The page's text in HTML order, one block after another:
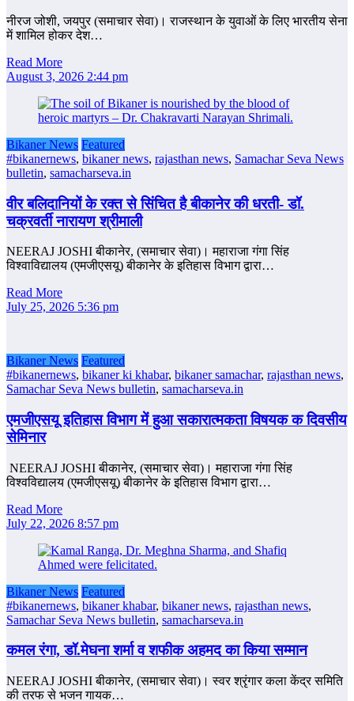
नीरज जोशी, जयपुर (समाचार सेवा)। राजस्थान के युवाओं के लिए भारतीय सेना
में शामिल होकर देश…
Read More
August 3, 2026 2:44 pm
Bikaner News Featured
#bikanernews, bikaner news, rajasthan news, Samachar Seva News
bulletin, samacharseva.in
वीर बलिदानियों के रक्त से सिंचित है बीकानेर की धरती- डॉ.
चक्रवर्ती नारायण श्रीमाली
NEERAJ JOSHI बीकानेर, (समाचार सेवा)। महाराजा गंगा सिंह
विश्वाविद्यालय (एमजीएसयू) बीकानेर के इतिहास विभाग द्वारा…
Read More
July 25, 2026 5:36 pm
Bikaner News Featured
#bikanernews, bikaner ki khabar, bikaner samachar, rajasthan news,
Samachar Seva News bulletin, samacharseva.in
एमजीएसयू इतिहास विभाग में हुआ सकारात्मकता विषयक क दिवसीय
सेमिनार
NEERAJ JOSHI बीकानेर, (समाचार सेवा)। महाराजा गंगा सिंह
विश्वविद्यालय (एमजीएसयू) बीकानेर के इतिहास विभाग द्वारा…
Read More
July 22, 2026 8:57 pm
Bikaner News Featured
#bikanernews, bikaner khabar, bikaner news, rajasthan news,
Samachar Seva News bulletin, samacharseva.in
कमल रंगा, डॉ.मेघना शर्मा व शफीक अहमद का किया सम्‍मान
NEERAJ JOSHI बीकानेर, (समाचार सेवा)। स्वर श्रृंगार कला केंद्र समिति
की तरफ से भजन गायक…